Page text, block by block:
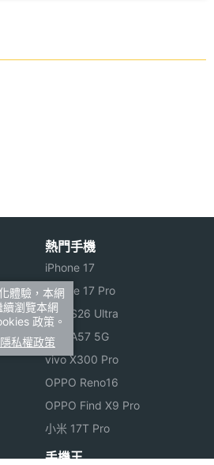
熱門手機
iPhone 17
iPhone 17 Pro
三星 S26 Ultra
三星 A57 5G
vivo X300 Pro
OPPO Reno16
OPPO Find X9 Pro
小米 17T Pro
手機王
體驗，本網
瀏覽本網
政策。
私權政策